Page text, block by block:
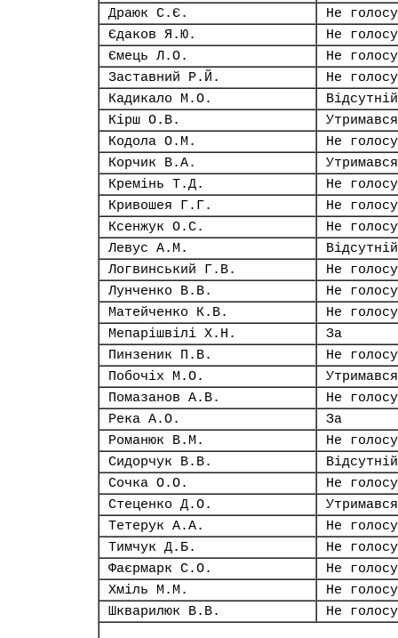
Драюк С.Є.
Не
Єдаков Я.Ю.
Не
Ємець Л.О.
Не
Заставний Р.Й.
Не
Кадикало М.О.
Відсутній
Кірш О.В.
Утримався
Кодола О.М.
Не
Корчик В.А.
Утримався
Кремінь Т.Д.
Не
Кривошея Г.Г.
Не
Ксенжук О.С.
Не
Левус А.М.
Відсутній
Логвинський Г.В.
Не
Лунченко В.В.
Не
Матейченко К.В.
Не
Мепарішвілі Х.Н.
За
Пинзеник П.В.
Не
Побочіх М.О.
Утримався
Помазанов А.В.
Не
Река А.О.
За
Романюк В.М.
Не
Сидорчук В.В.
Відсутній
Сочка О.О.
Не
Стеценко Д.О.
Утримався
Тетерук А.А.
Не
Тимчук Д.Б.
Не
Фаєрмарк С.О.
Не
Хміль М.М.
Не
Шкварилюк В.В.
Не